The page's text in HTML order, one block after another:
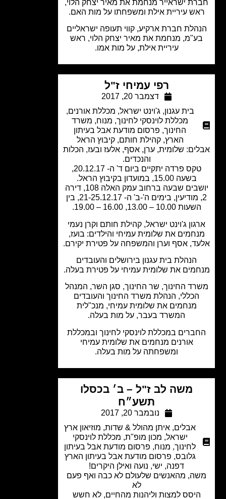
ישראייר מנחמת את מאיר יצחק הלוי,
עיריית אילת ומשפחתו על מות האם.
חברת ארקיע, קווי תעופה ישראליים
מנחמת את מאיר יצחק הלוי, ראש
עיריית אילת, על מות אמו.
רפי עמיחי ז"ל
דצמבר 20, 2017
בית עגנון,ג'וינט ישראל, מכללת אורנים,
מכללת לוינסקי לחינוך, מנוח,משרד
החינוך
פרסום מודעת אבל בעיתון
קהילת חותם,קיבוץ הראל
שלומית, ערן, אסף, אלעז ובעז, הכלות
והנכדים.
טקס פרדה יתקיים ביום ד' ה- 20.12.17,
יושבים שבעה ברחוב עמק האלה 108, דירה
2, מודיעין, בימים ה'-ב' ה- 21-25.12.17, בין
ג'וינט ישראל, קהילת חותם וקרן נעמי
את שלומית עמיחי והילדים: בועז,
אסף וערן והמשפחה על פטירת יקירם.
הנהלת בית עגנון בירושלים והעובדים
את שלומית עמיחי על פטירת בעלה.
החינוך, שר החינוך, סגן השר, המנהל
הכללי, הנהלת משרד החינוך והעובדים
מנחמים את שלומית עמיחי, מנכ"לית
המשרד בעבר, על מות בעלה.
במכללת לוינסקי לחינוך ובמכללת
אורנים מנחמים את שלומית עמיחי
ומשפחתה על מות בעלה.
משה לב ז"ל – ב׳ בכסלו
תשע״ח
נובמבר 20, 2017
איתן מהולל & שדות ,מוזיאון ארץ
ישראל
מכון מופ"ת, מכללת לוינסקי
לחינוך
מנוח,פרסום מודעת אבל בעיתון
פרסום מודעת אבל בעיתון הארץ
דפנה, ישי, נועה ואילן היקרים!
מהאנשים שלעולם לא כבה ואף פעם
למצות וליהנות מהחיים, לא חשש